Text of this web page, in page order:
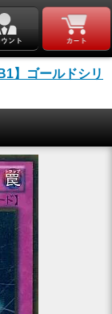
】ゴールドシリ